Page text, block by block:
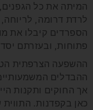
המיתה את כל הגפנים,
לרדת דרומה, לריוחה,
הספרדים קיבלו את
פתוחות, ובעזרתם
ההשפעה הצרפתית
ההבדלים
אך החוקים ותקנות
כאן בקפדנות.